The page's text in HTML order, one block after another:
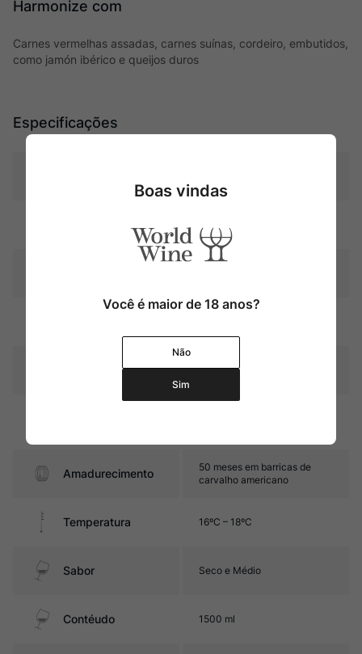
Harmonize com
Carnes vermelhas assadas, carnes suínas, cordeiro, embutidos,
como jamón ibérico e queijos duros
Especificações
Espanha
Amadurecimento
50 meses em barricas de
carvalho americano
Temperatura 16ºC – 18ºC
Sabor Seco e Médio
Contéudo 1500 ml
Boas vindas
Você é maior de 18 anos?
Não
Sim